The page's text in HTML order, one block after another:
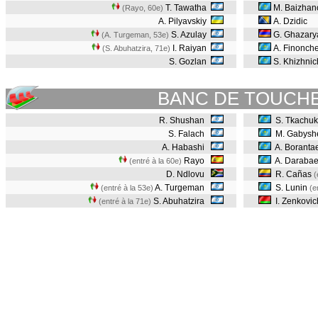
(Rayo, 60e) T. Tawatha
A. Pilyavskiy
(A. Turgeman, 53e) S. Azulay
(S. Abuhatzira, 71e)
I. Raiyan
S. Gozlan
M.
A. Dzidic
G.
A.
S.
BANC DE
R. Shushan
S. Falach
A. Habashi
(entré à la 60e) Rayo
D. Ndlovu
(entré à la 53e) A. Turgeman
(entré à la 71e) S. Abuhatzira
S. Tkachuk
M.
A.
A.
R. Cañas
S. Lunin
I.